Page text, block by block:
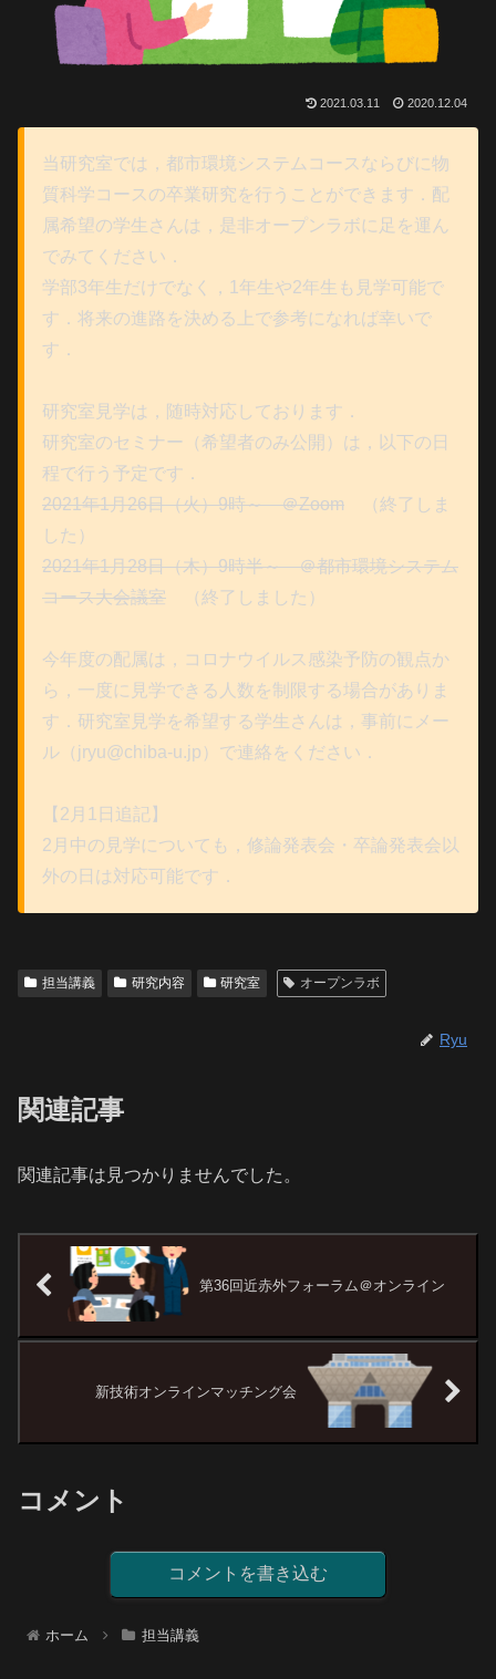
2021.03.11 2020.12.04
当研究室では，都市環境システムコースならびに物
質科学コースの卒業研究を行うことができます．配
属希望の学生さんは，是非オープンラボに足を運ん
でみてください．
学部3年生だけでなく，1年生や2年生も見学可能で
す．将来の進路を決める上で参考になれば幸いで
す．
研究室見学は，随時対応しております．
研究室のセミナー（希望者のみ公開）は，以下の日
程で行う予定です．
2021年1月26日（火）9時～ ＠Zoom （終了しま
した）
2021年1月28日（木）9時半～ ＠都市環境システム
コース大会議室 （終了しました）
今年度の配属は，コロナウイルス感染予防の観点か
ら，一度に見学できる人数を制限する場合がありま
す．研究室見学を希望する学生さんは，事前にメー
ル（jryu@chiba-u.jp）で連絡をください．
【2月1日追記】
2月中の見学についても，修論発表会・卒論発表会以
外の日は対応可能です．
担当講義 研究内容 研究室 オープンラボ
Ryu
関連記事
関連記事は見つかりませんでした。
第36回近赤外フォーラム＠オンライン
新技術オンラインマッチング会
コメント
コメントを書き込む
ホーム 担当講義